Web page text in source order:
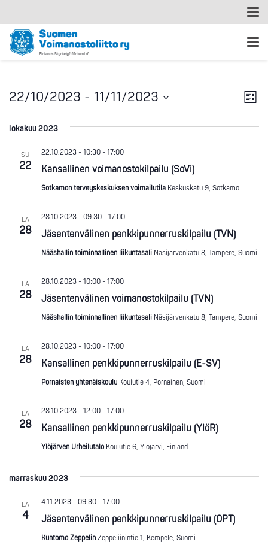
Tapahtumat Lista
22/10/2023 - 11/11/2023
päivä.
lokakuu 2023
SU
22 Kansallinen voimanostokilpailu (SoVi)
22.10.2023 - 10:30 - 17:00
Sotkamon terveyskeskuksen voimailutila Keskuskatu 9, Sotkamo
LA
28 Jäsentenvälinen penkkipunnerruskilpailu (TVN)
28.10.2023 - 09:30 - 17:00
Nääshallin toiminnallinen liikuntasali Näsijärvenkatu 8, Tampere, Suomi
LA
28 Jäsentenvälinen voimanostokilpailu (TVN)
28.10.2023 - 10:00 - 17:00
Nääshallin toiminnallinen liikuntasali Näsijärvenkatu 8, Tampere, Suomi
LA
28 Kansallinen penkkipunnerruskilpailu (E-SV)
28.10.2023 - 10:00 - 17:00
Pornaisten yhtenäiskoulu Koulutie 4, Pornainen, Suomi
LA
28 Kansallinen penkkipunnerruskilpailu (YlöR)
28.10.2023 - 12:00 - 17:00
Ylöjärven Urheilutalo Koulutie 6, Ylöjärvi, Finland
marraskuu 2023
LA
4 Jäsentenvälinen penkkipunnerruskilpailu (OPT)
4.11.2023 - 09:30 - 17:00
Kuntomo Zeppelin Zeppeliinintie 1, Kempele, Suomi